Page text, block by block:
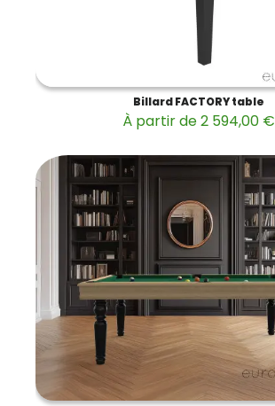
Billard FACTORY table
À partir de 2 594,00 €